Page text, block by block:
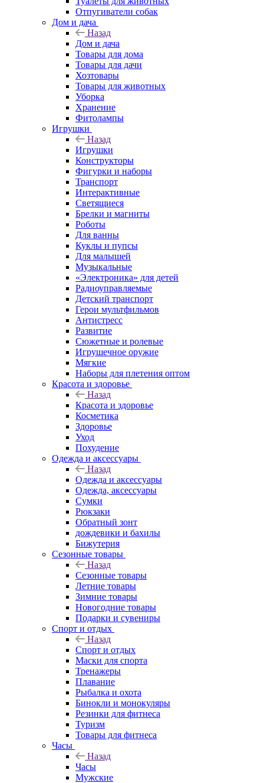
Отпугиватели собак
Дом и дача
Назад
Дом и дача
Товары для дома
Товары для дачи
Хозтовары
Товары для животных
Уборка
Хранение
Фитолампы
Игрушки
Назад
Игрушки
Конструкторы
Фигурки и наборы
Транспорт
Интерактивные
Светящиеся
Брелки и магниты
Роботы
Для ванны
Куклы и пупсы
Для малышей
Музыкальные
«Электроника» для детей
Радиоуправляемые
Детский транспорт
Герои мультфильмов
Антистресс
Развитие
Сюжетные и ролевые
Игрушечное оружие
Мягкие
Наборы для плетения оптом
Красота и здоровье
Назад
Красота и здоровье
Косметика
Здоровье
Уход
Похудение
Одежда и аксессуары
Назад
Одежда и аксессуары
Одежда, аксессуары
Сумки
Рюкзаки
Обратный зонт
дождевики и бахилы
Бижутерия
Сезонные товары
Назад
Сезонные товары
Летние товары
Зимние товары
Новогодние товары
Подарки и сувениры
Спорт и отдых
Назад
Спорт и отдых
Маски для спорта
Тренажеры
Плавание
Рыбалка и охота
Бинокли и монокуляры
Резинки для фитнеса
Туризм
Товары для фитнеса
Часы
Назад
Часы
Мужские